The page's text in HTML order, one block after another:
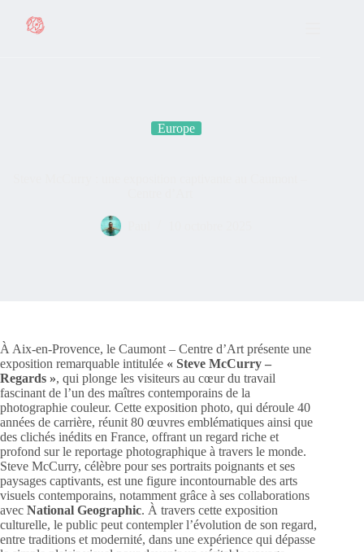
contenu
Europe
À Aix-en-Provence, le Caumont – Centre d’Art présente une
exposition remarquable intitulée « Steve McCurry –
Regards », qui plonge les visiteurs au cœur du travail
fascinant de l’un des maîtres contemporains de la
photographie couleur. Cette exposition photo, qui déroule 40
années de carrière, réunit 80 œuvres emblématiques ainsi que
des clichés inédits en France, offrant un regard riche et
profond sur le reportage photographique à travers le monde.
Steve McCurry, célèbre pour ses portraits poignants et ses
paysages captivants, est une figure incontournable des arts
visuels contemporains, notamment grâce à ses collaborations
avec National Geographic. À travers cette exposition
culturelle, le public peut contempler l’évolution de son regard,
entre traditions et modernité, dans une expérience qui dépasse